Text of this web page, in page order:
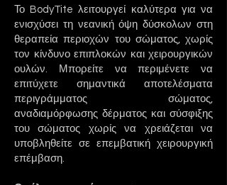
Το BodyTite λειτουργεί καλύτερα για να
ενισχύσει τη νεανική όψη δύσκολων στη
θεραπεία περιοχών του σώματος, χωρίς
τον κίνδυνο επιπλοκών και χειρουργικών
ουλών. Μπορείτε να περιμένετε να
επιτύχετε σημαντικά αποτελέσματα
περιγράμματος σώματος,
αναδιαμόρφωσης δέρματος και σύσφιξης
του σώματος χωρίς να χρειάζεται να
υποβληθείτε σε επεμβατική χειρουργική
επέμβαση.